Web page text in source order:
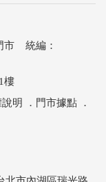
市 統編：
樓
明 ． 門市據點 ．